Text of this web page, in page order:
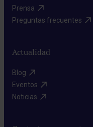
Prensa​
Preguntas frecuentes​
Actualidad
Blog​
Eventos​
Noticias​